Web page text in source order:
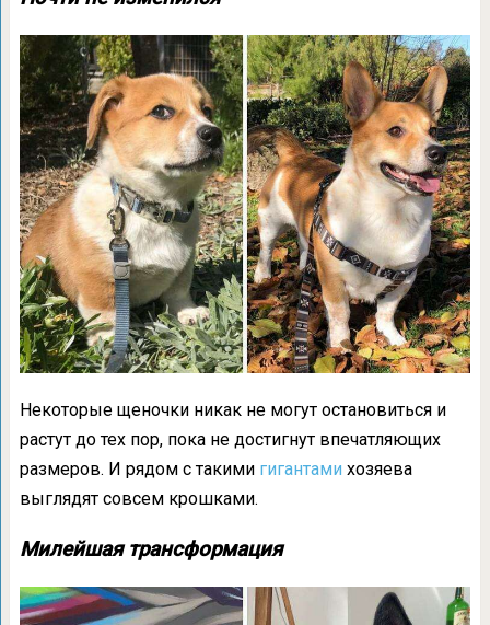
Некоторые щеночки никак не могут остановиться и
растут до тех пор, пока не достигнут впечатляющих
размеров. И рядом с такими гигантами хозяева
выглядят совсем крошками.
Милейшая трансформация